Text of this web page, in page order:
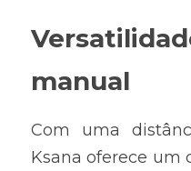
manual
Com uma
Ksana oferece um